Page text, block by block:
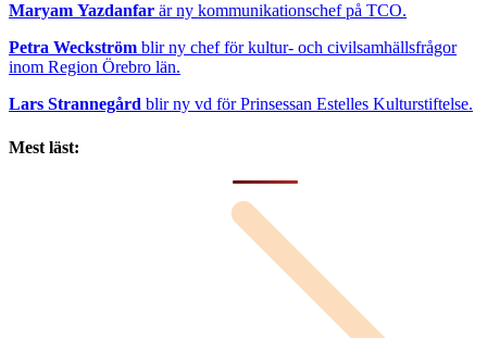
Maryam Yazdanfar är ny kommunikationschef på TCO.
Petra Weckström blir ny chef för kultur- och civilsamhällsfrågor
inom Region Örebro län.
Lars Strannegård blir ny vd för Prinsessan Estelles Kulturstiftelse.
Mest läst: